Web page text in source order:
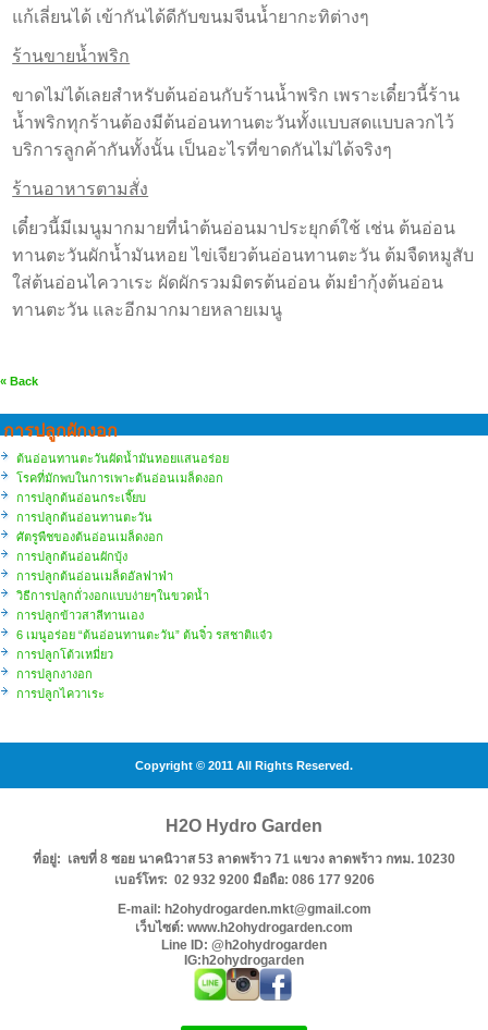
แก้เลี่ยนได้ เข้ากันได้ดีกับขนมจีนน้ำยากะทิต่างๆ
ร้านขายน้ำพริก
ขาดไม่ได้เลยสำหรับต้นอ่อนกับร้านน้ำพริก เพราะเดี๋ยวนี้ร้าน
น้ำพริกทุกร้านต้องมีต้นอ่อนทานตะวันทั้งแบบสดแบบลวกไว้
บริการลูกค้ากันทั้งนั้น เป็นอะไรที่ขาดกันไม่ได้จริงๆ
ร้านอาหารตามสั่ง
เดี๋ยวนี้มีเมนูมากมายที่นำต้นอ่อนมาประยุกต์ใช้ เช่น ต้นอ่อน
ทานตะวันผักน้ำมันหอย ไข่เจียวต้นอ่อนทานตะวัน ต้มจืดหมูสับ
ใส่ต้นอ่อนไควาเระ ผัดผักรวมมิตรต้นอ่อน ต้มยำกุ้งต้นอ่อน
ทานตะวัน และอีกมากมายหลายเมนู
« Back
การปลูกผักงอก
ต้นอ่อนทานตะวันผัดน้ำมันหอยแสนอร่อย
โรคที่มักพบในการเพาะต้นอ่อนเมล็ดงอก
การปลูกต้นอ่อนกระเจี๊ยบ
การปลูกต้นอ่อนทานตะวัน
ศัตรูพืชของต้นอ่อนเมล็ดงอก
การปลูกต้นอ่อนผักบุ้ง
การปลูกต้นอ่อนเมล็ดอัลฟาฟ่า
วิธีการปลูกถั่วงอกแบบง่ายๆในขวดน้ำ
การปลูกข้าวสาลีทานเอง
6 เมนูอร่อย “ต้นอ่อนทานตะวัน” ต้นจิ๋ว รสชาติแจ๋ว
การปลูกโต้วเหมี่ยว
การปลูกงางอก
การปลูกไควาเระ
Copyright © 2011 All Rights Reserved.
H2O Hydro Garden
ที่อยู่: เลขที่ 8 ซอย นาคนิวาส 53 ลาดพร้าว 71 แขวง ลาดพร้าว กทม. 10230
เบอร์โทร: 02 932 9200 มือถือ: 086 177 9206
E-mail: h2ohydrogarden.mkt@gmail.com
เว็บไซต์: www.h2ohydrogarden.com
Line ID: @h2ohydrogarden
IG:h2ohydrogarden